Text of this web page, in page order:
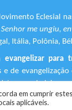
Eclesial
me ungiu,
Itália, Polônia,
evangelizar para
e de
o verdadeiro
em cumprir
aplicáveis.